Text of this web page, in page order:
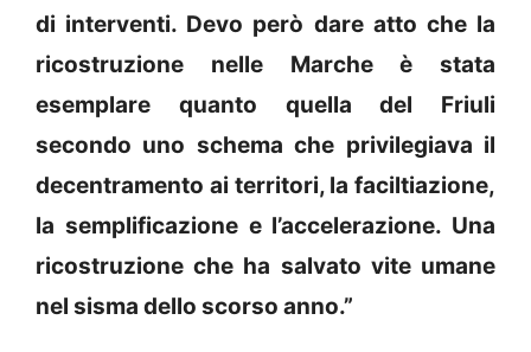
di interventi. Devo però dare atto che la
ricostruzione nelle Marche è stata
esemplare quanto quella del Friuli
secondo uno schema che privilegiava il
decentramento ai territori, la faciltiazione,
la semplificazione e l’accelerazione. Una
ricostruzione che ha salvato vite umane
nel sisma dello scorso anno.”